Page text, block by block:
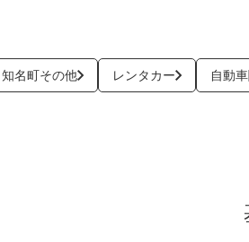
知名町その他 レンタカー 自動